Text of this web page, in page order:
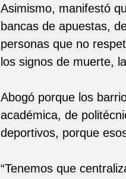
Asimismo, manifestó
bancas de apuestas,
personas que no
los signos de muerte,
Abogó porque los
académica, de
deportivos, porque
“Tenemos que